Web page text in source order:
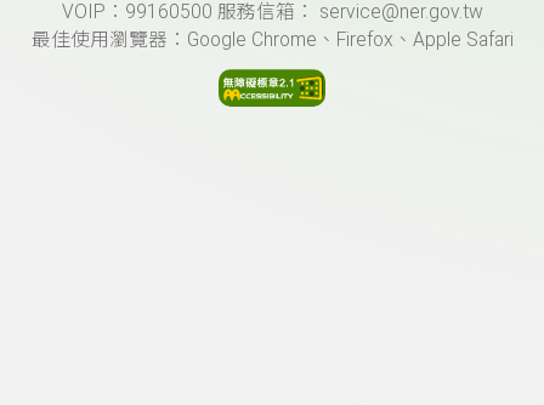
VOIP：99160500 服務信箱： service@ner.gov.tw
最佳使用瀏覽器：Google Chrome、Firefox、Apple Safari